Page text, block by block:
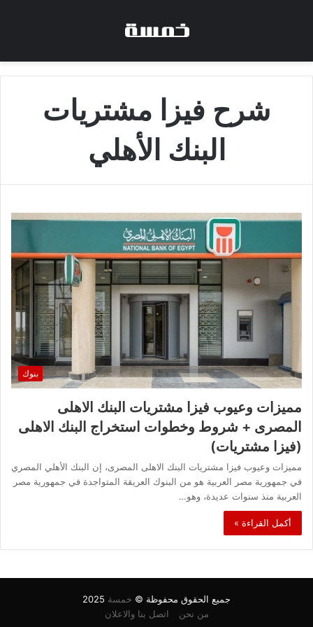
شرح فيزا مشتريات
البنك الأهلي
بنوك
مميزات وعيوب فيزا مشتريات البنك الاهلى
المصرى + شروط وخطوات استخراج البنك الاهلى
(فيزا مشتريات)
مميزات وعيوب فيزا مشتريات البنك الاهلى المصرى، إن البنك الأهلي المصري
في جمهورية مصر العربية هو من البنوك العريقة المتواجدة في جمهورية مصر
العربية منذ سنوات عديدة، وهو…
أكمل القراءة »
جميع الحقوق محفوظة © خمسة
من نحن
اتصل بنا والاعلان